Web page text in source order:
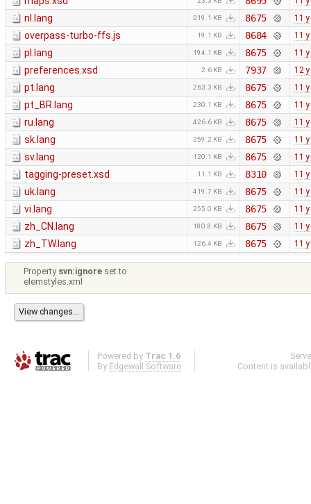
nl.lang 219.1 KB 8675 11
overpass-turbo-ffs.js 19.1 KB 8684 11
pl.lang 194.1 KB 8675 11
preferences.xsd 2.6 KB 7937 12
pt.lang 263.3 KB 8675 11
pt_BR.lang 230.1 KB 8675 11
ru.lang 426.6 KB 8675 11
sk.lang 259.2 KB 8675 11
sv.lang 120.1 KB 8675 11
tagging-preset.xsd 11.1 KB 8310 11
uk.lang 419.7 KB 8675 11
vi.lang 255.0 KB 8675 11
zh_CN.lang 180.8 KB 8675 11
zh_TW.lang 126.4 KB 8675 11
Property svn:ignore set to
elemstyles.xml
Powered by Trac 1.6
By Edgewall Software .
Content is